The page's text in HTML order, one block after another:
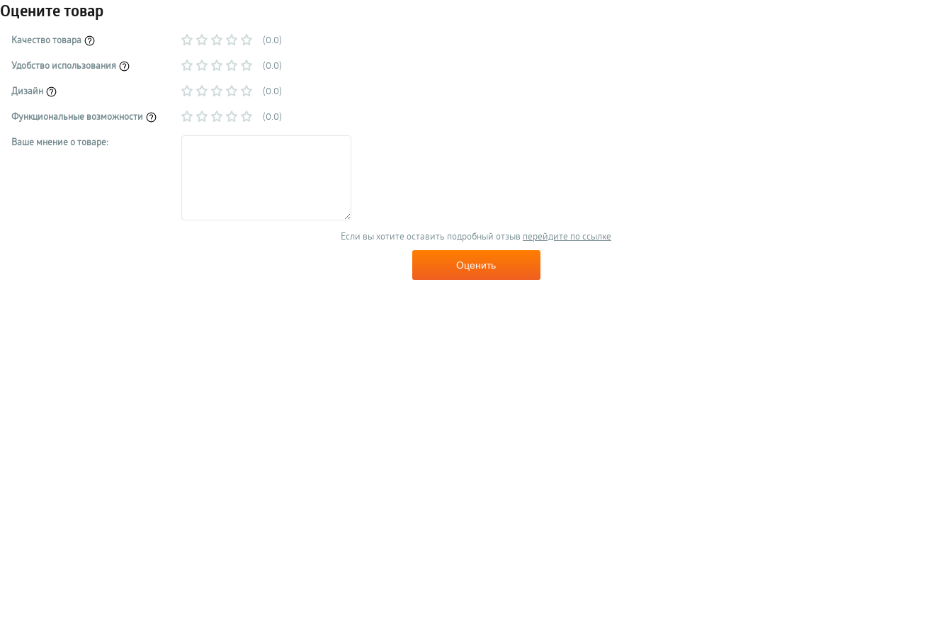
Оцените товар
Качество товара
(0.0)
Удобство использования
(0.0)
Дизайн
(0.0)
Функциональные возможности
(0.0)
Ваше мнение о товаре:
Если вы хотите оставить подробный отзыв перейдите по ссылке
Оценить